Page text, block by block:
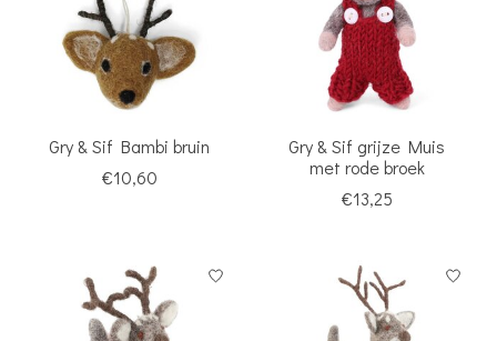
Gry & Sif Bambi bruin
€10,60
Gry & Sif grijze Muis
met rode broek
€13,25